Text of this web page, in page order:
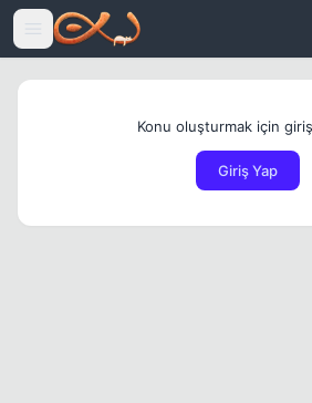
Icerige atla
Konu oluşturmak için
Giriş Yap